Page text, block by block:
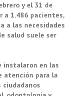
y el 31 de
1.486 pacientes,
a las necesidades
salud suele ser
instalaron en las
atención para la
ciudadanos